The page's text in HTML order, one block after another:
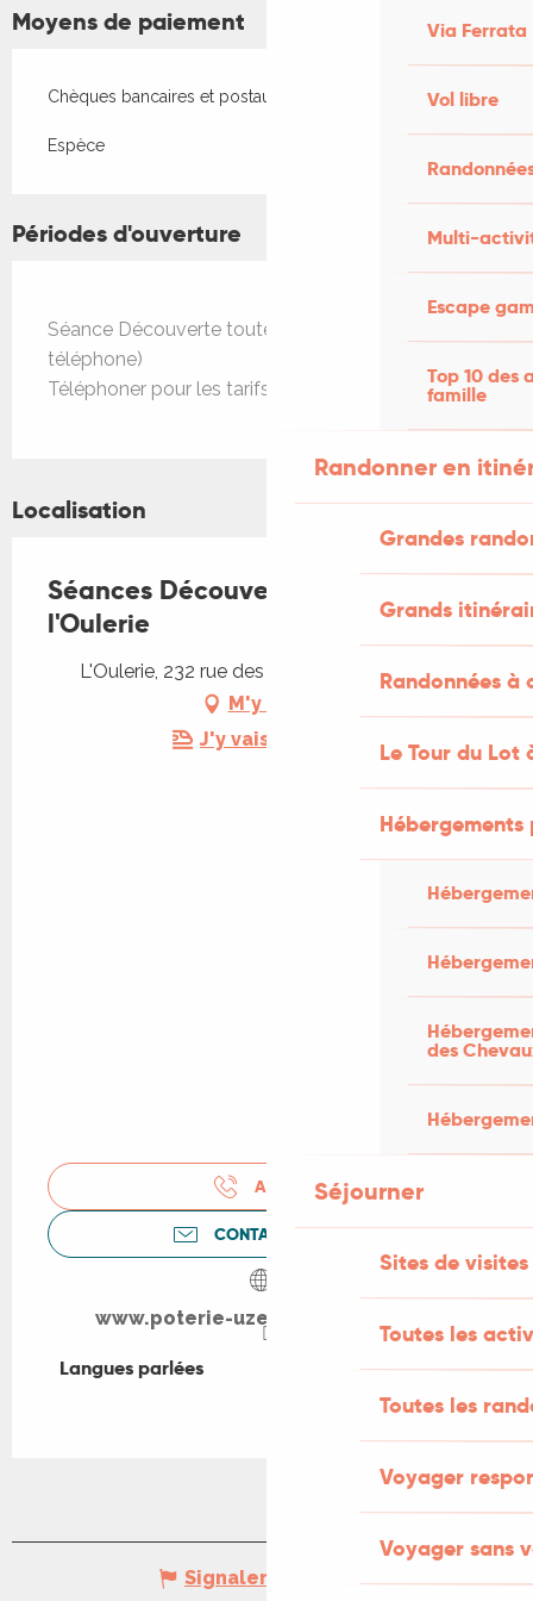
Via Ferrata
Vol libre
Multi-
Escape
Top 10 des
famille
Randonner en
Grandes
Grands
Randonnées
Le Tour du Lot
des
Séjourner
Sites de visites
Toutes les
Toutes les
Voyager
Voyager sans
Moyens de paiement
Chèques bancaires et postaux
Espèce
Périodes d'ouverture
Séance Découverte toute l'année sur RDV (par
téléphone)
Téléphoner pour les tarifs de groupe
Localisation
Séances Découverte - Poterie à
l'Oulerie
L'Oulerie, 232 rue des potiers, 46310 Uzech
M'y rendre
J'y vais en train !
APPELER
CONTACTEZ-NOUS
www.poterie-uzech-artisanat.com
Langues parlées
Langues parlées
Signaler une erreur